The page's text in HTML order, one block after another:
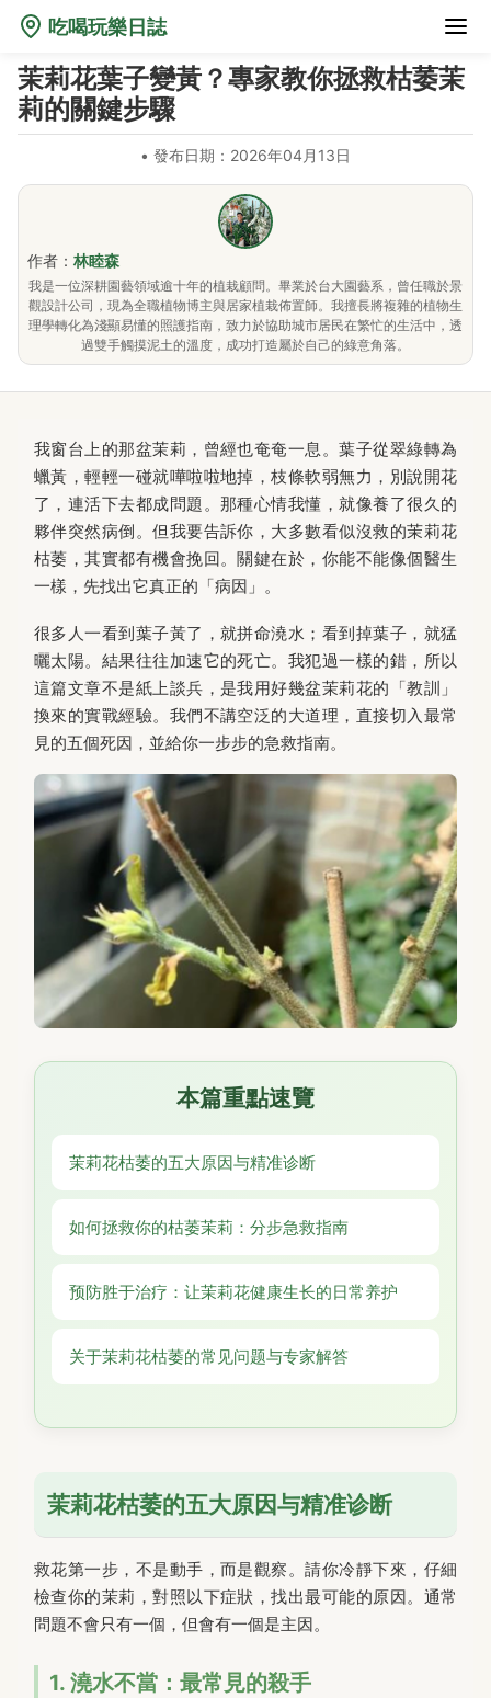
吃喝玩樂日誌
茉莉花葉子變黃？專家教你拯救枯萎茉
莉的關鍵步驟
• 發布日期：2026年04月13日
作者： 林睦森
我是一位深耕園藝領域逾十年的植栽顧問。畢業於台大園藝系，曾任職於景
觀設計公司，現為全職植物博主與居家植栽佈置師。我擅長將複雜的植物生
理學轉化為淺顯易懂的照護指南，致力於協助城市居民在繁忙的生活中，透
過雙手觸摸泥土的溫度，成功打造屬於自己的綠意角落。
我窗台上的那盆茉莉，曾經也奄奄一息。葉子從翠綠轉為
蠟黃，輕輕一碰就嘩啦啦地掉，枝條軟弱無力，別說開花
了，連活下去都成問題。那種心情我懂，就像養了很久的
夥伴突然病倒。但我要告訴你，大多數看似沒救的茉莉花
枯萎，其實都有機會挽回。關鍵在於，你能不能像個醫生
一樣，先找出它真正的「病因」。
很多人一看到葉子黃了，就拼命澆水；看到掉葉子，就猛
曬太陽。結果往往加速它的死亡。我犯過一樣的錯，所以
這篇文章不是紙上談兵，是我用好幾盆茉莉花的「教訓」
換來的實戰經驗。我們不講空泛的大道理，直接切入最常
見的五個死因，並給你一步步的急救指南。
本篇重點速覽
茉莉花枯萎的五大原因与精准诊断
如何拯救你的枯萎茉莉：分步急救指南
预防胜于治疗：让茉莉花健康生长的日常养护
关于茉莉花枯萎的常见问题与专家解答
茉莉花枯萎的五大原因与精准诊断
救花第一步，不是動手，而是觀察。請你冷靜下來，仔細
檢查你的茉莉，對照以下症狀，找出最可能的原因。通常
問題不會只有一個，但會有一個是主因。
1. 澆水不當：最常見的殺手